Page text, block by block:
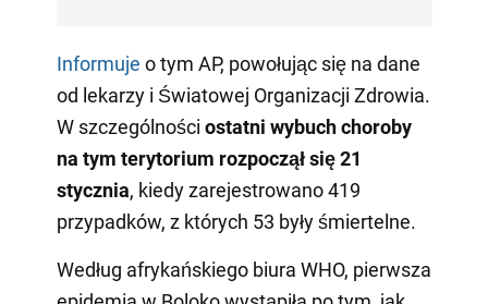
Informuje o tym AP, powołując się na dane
od lekarzy i Światowej Organizacji Zdrowia.
W szczególności ostatni wybuch choroby
na tym terytorium rozpoczął się 21
stycznia, kiedy zarejestrowano 419
przypadków, z których 53 były śmiertelne.
Według afrykańskiego biura WHO, pierwsza